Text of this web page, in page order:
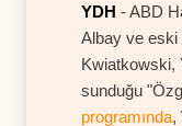
YDH - ABD
Albay ve eski
Kwiatkowski,
sunduğu
programında,